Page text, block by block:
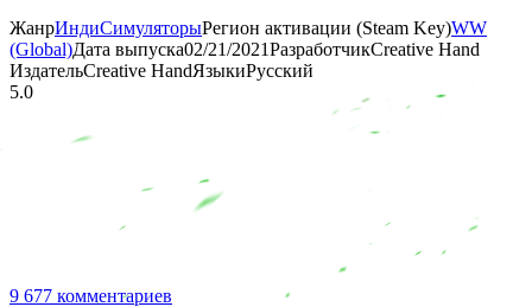
ЖанрИндиСимуляторыРегион активации (Steam Key)WW
(Global)Дата выпуска02/21/2021РазработчикCreative Hand
ИздательCreative HandЯзыкиРусский
5.0
9 677 комментариев